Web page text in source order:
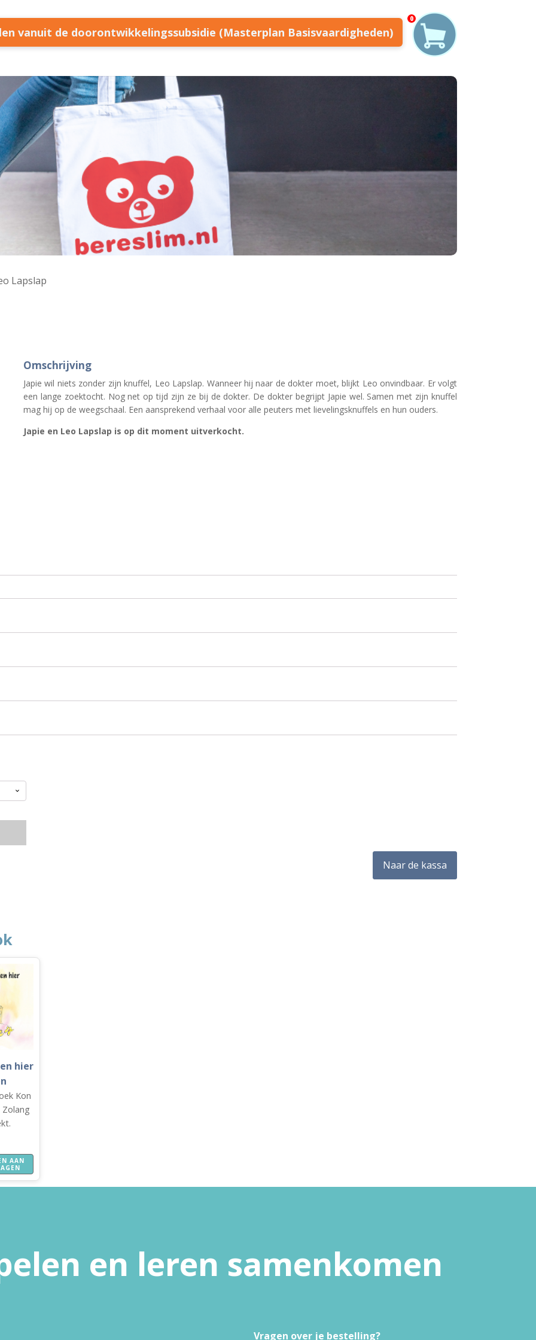
vanuit de doorontwikkelingssubsidie (Masterplan Basisvaardigheden)
0
Lapslap
Omschrijving
Japie wil niets zonder zijn knuffel, Leo Lapslap. Wanneer hij naar de dokter moet, blijkt Leo onvindbaar. Er volgt
een lange zoektocht. Nog net op tijd zijn ze bij de dokter. De dokter begrijpt Japie wel. Samen met zijn knuffel
mag hij op de weegschaal. Een aansprekend verhaal voor alle peuters met lievelingsknuffels en hun ouders.
Japie en Leo Lapslap is op dit moment uitverkocht.
Naar de kassa
hier
Kon
Zolang
AAN
en leren samenkomen
Vragen over je bestelling?